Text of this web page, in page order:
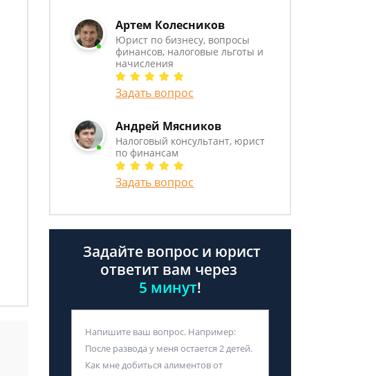
Артем Колесников
Юрист по бизнесу, вопросы
финансов, налоговые льготы и
начисления
Задать вопрос
Андрей Мясников
Налоговый консультант, юрист
по финансам
Задать вопрос
Задайте вопрос и юрист
ответит вам через
5 минут!